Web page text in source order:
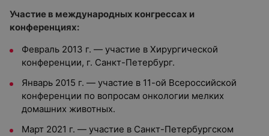
Участие в международных конгрессах и
конференциях:
Февраль 2013 г. — участие в Хирургической
конференции, г. Санкт-Петербург.
Январь 2015 г. — участие в 11-ой Всероссийской
конференции по вопросам онкологии мелких
домашних животных.
Март 2021 г. — участие в Санкт-Петербургском